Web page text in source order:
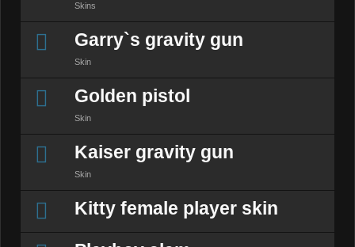
Skins
Garry`s gravity gun
Skin
Golden pistol
Skin
Kaiser gravity gun
Skin
Kitty female player skin